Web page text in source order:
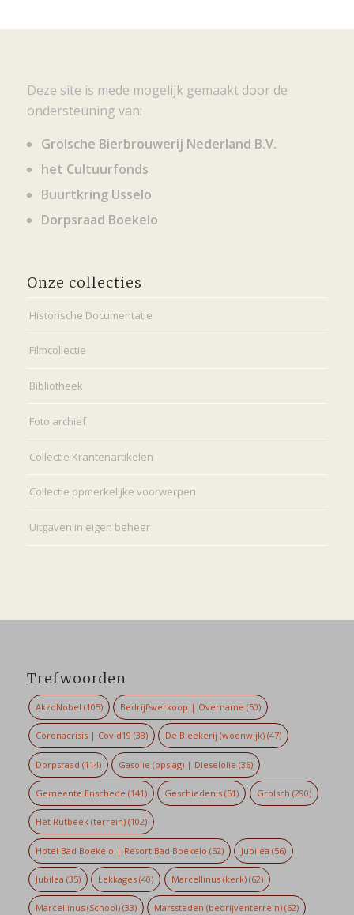
Deze site is mede mogelijk gemaakt door de
ondersteuning van:
Grolsche Bierbrouwerij Nederland B.V.
het Cultuurfonds
Buurtkring Usselo
Dorpsraad Boekelo
Onze collecties
Historische Documentatie
Filmcollectie
Bibliotheek
Foto archief
Collectie Krantenartikelen
Collectie opmerkelijke voorwerpen
Uitgaven in eigen beheer
Trefwoorden
AkzoNobel (105) Bedrijfsverkoop | Overname (50)
Coronacrisis | Covid19 (38) De Bleekerij (woonwijk) (47)
Dorpsraad (114) Gasolie (opslag) | Dieselolie (36)
Gemeente Enschede (141) Geschiedenis (51) Grolsch (290)
Het Rutbeek (terrein)(102)
Hotel Bad Boekelo | Resort Bad Boekelo (52) Jubilea (56)
Jubilea (35) Lekkages (40) Marcellinus (kerk)(62)
Marcellinus (School)(33) Marssteden (bedrijventerrein) (62)